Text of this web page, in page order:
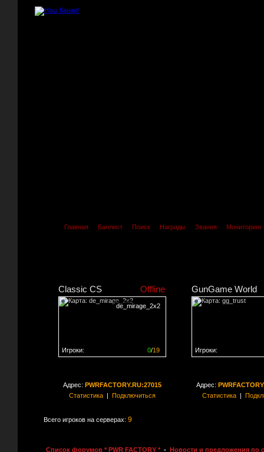
Главная Банлист Поиск Награды Звания Мониторинг
Classic CS Offline
de_mirage_2x2
0/19
Игроки:
GunGame World
Игроки:
Адрес: PWRFACTORY.RU:27015
Статистика| Подключиться
Адрес:
Статистика|
Всего игроков на серверах: 9
Список форумов * PWR FACTORY * - Новости и предложения по